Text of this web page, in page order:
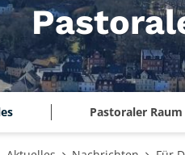
Pastoraler Raum